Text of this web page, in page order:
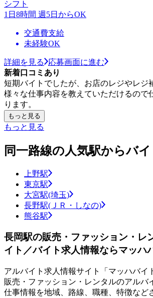
シフト
1日8時間 週5日からOK
交通費支給
未経験OK
詳細を見る
応募画面に進む
新着口コミあり
短期バイトでしたが、お店のレジやレジ
様々な仕事内容を教えていただけるので
ります。
もっと見る
もっと見る
同一路線の人気駅からバ
上野駅
東京駅
大宮駅(埼玉)
長野駅(ＪＲ・しなの)
熊谷駅
長岡駅の販売・ファッション・レ
イト／バイト求人情報ならマッハ
アルバイト求人情報サイト「マッハバイ
販売・ファッション・レンタルのアルバ
仕事情報を地域、路線、職種、特徴など